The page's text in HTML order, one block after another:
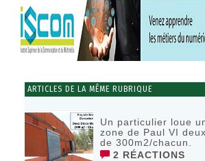
ARTICLES DE LA MÊME RUBRIQUE
Un particulier loue
zone de Paul VI
de 300m2/chacun.
2 RÉACTIONS